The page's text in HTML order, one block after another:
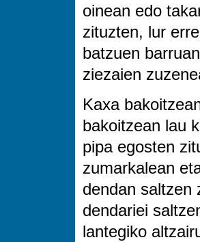
oinean edo
zituzten, lur
batzuen
ziezaien
Kaxa
bakoitzean lau
pipa egosten
zumarkalean
dendan saltzen
dendariei
lantegiko